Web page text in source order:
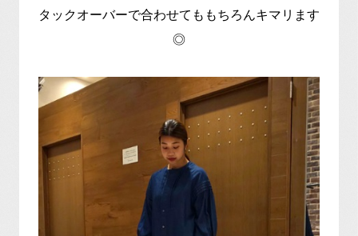
タックオーバーで合わせてももちろんキマリます
◎